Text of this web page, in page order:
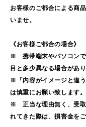
お客様のご都合による商
いませ。
《お客様ご都合の場合》
※ 携帯端末やパソコンで
目と多少異なる場合があ
※「内容がイメージと違
は慎重にお願い致します。
※ 正当な理由無く、受取
れてきた際は、損害金を